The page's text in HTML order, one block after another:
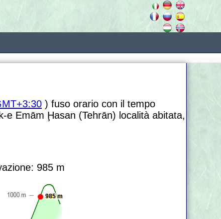
) fuso orario con il tempo
e Emām Ḩasan (Tehrān) località abitata,
985 m
985 m